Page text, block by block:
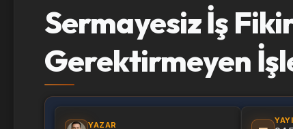
Sermayesiz İş
Gerektirmeyen
YAZAR